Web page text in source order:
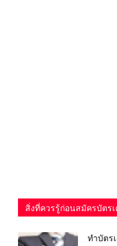
สิ่งที่ควรรู้ก่อนสมัครบัตร
ทำบัตร